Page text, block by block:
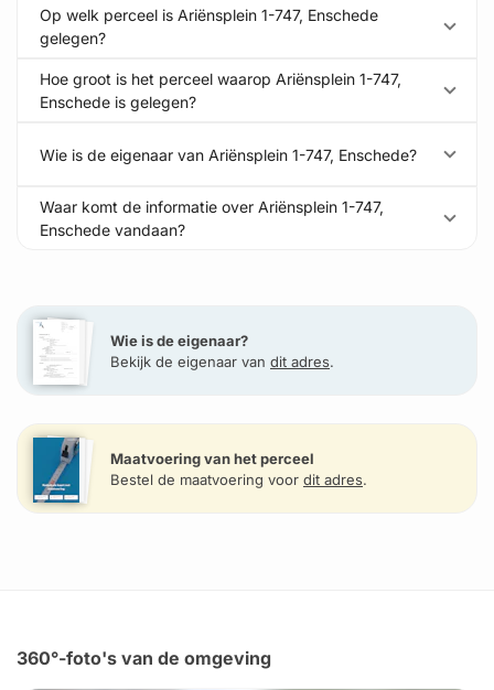
Op welk perceel is Ariënsplein 1-747, Enschede
gelegen?
Hoe groot is het perceel waarop Ariënsplein 1-747,
Enschede is gelegen?
Wie is de eigenaar van Ariënsplein 1-747, Enschede?
Waar komt de informatie over Ariënsplein 1-747,
Enschede vandaan?
Wie is de eigenaar?
Bekijk de eigenaar van dit adres.
Maatvoering van het perceel
Bestel de maatvoering voor dit adres.
360°-foto's van de omgeving